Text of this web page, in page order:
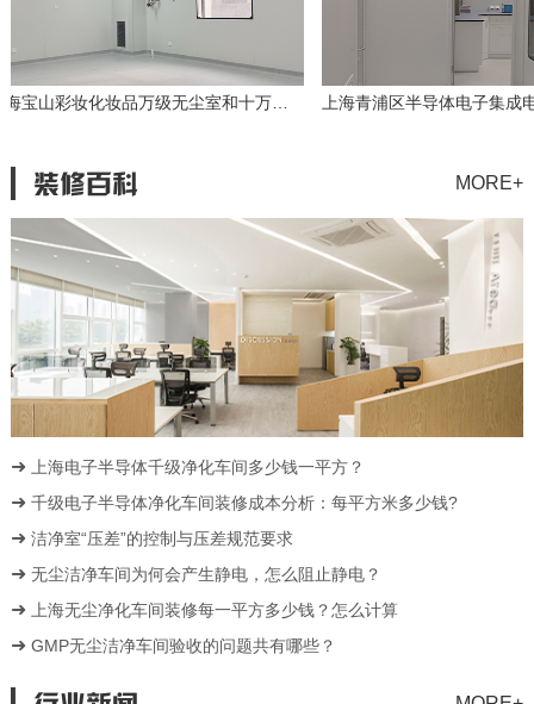
上海宝山彩妆化妆品万级无尘室和十万级净化车间装修工程案例
装修百科 MORE+
上海电子半导体千级净化车间多少钱一平方？
千级电子半导体净化车间装修成本分析：每平方米多少钱?
洁净室“压差”的控制与压差规范要求
无尘洁净车间为何会产生静电，怎么阻止静电？
上海无尘净化车间装修每一平方多少钱？怎么计算
GMP无尘洁净车间验收的问题共有哪些？